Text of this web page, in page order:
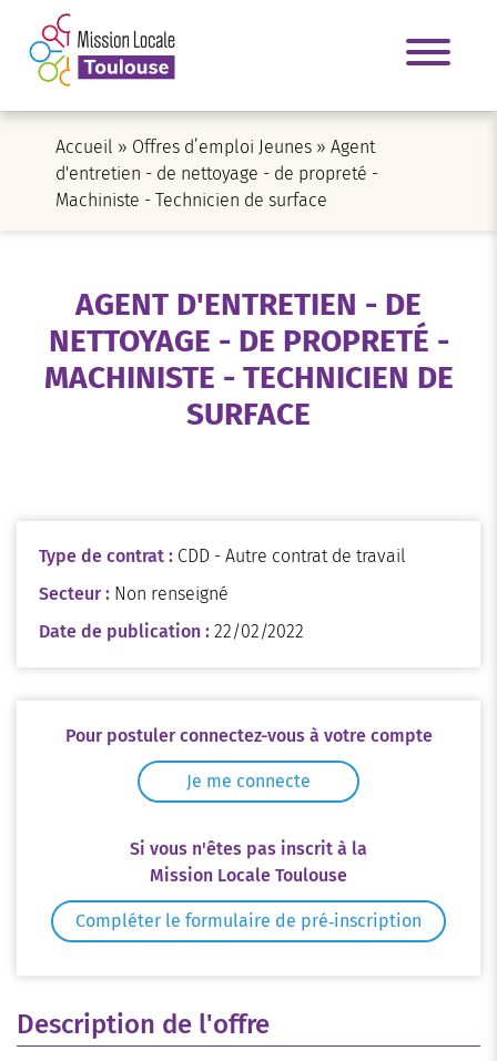
Accueil » Offres d’emploi Jeunes » Agent
d'entretien - de nettoyage - de propreté -
Machiniste - Technicien de surface
AGENT D'ENTRETIEN - DE
NETTOYAGE - DE PROPRETÉ -
MACHINISTE - TECHNICIEN DE
SURFACE
Description de l'offre
Type de contrat : CDD - Autre contrat de travail
Secteur : Non renseigné
Date de publication : 22/02/2022
Pour postuler connectez-vous à votre compte
Je me connecte
Si vous n'êtes pas inscrit à la
Mission Locale Toulouse
Compléter le formulaire de pré‑inscription